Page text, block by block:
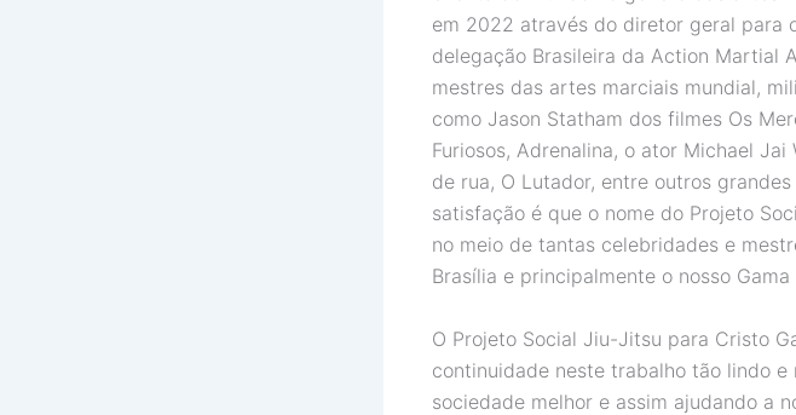
em 2022 através do diretor geral para
delegação Brasileira da Action Martial
mestres das artes marciais mundial,
como Jason Statham dos filmes Os
Furiosos, Adrenalina, o ator Michael
de rua, O Lutador, entre outros
satisfação é que o nome do Projeto
no meio de tantas celebridades e
Brasília e principalmente o nosso Gama
O Projeto Social Jiu-Jitsu para Cristo
continuidade neste trabalho tão lindo
sociedade melhor e assim ajudando a